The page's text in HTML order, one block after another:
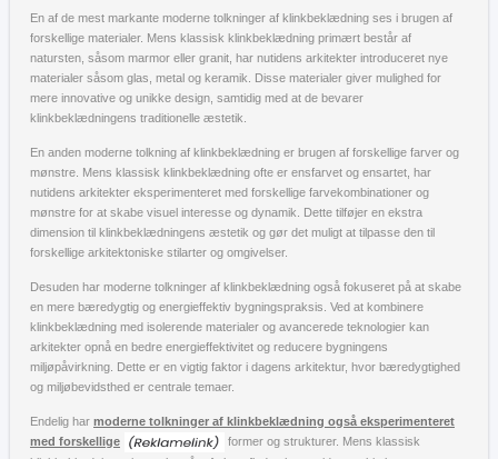
En af de mest markante moderne tolkninger af klinkbeklædning ses i brugen af
forskellige materialer. Mens klassisk klinkbeklædning primært består af
natursten, såsom marmor eller granit, har nutidens arkitekter introduceret nye
materialer såsom glas, metal og keramik. Disse materialer giver mulighed for
mere innovative og unikke design, samtidig med at de bevarer
klinkbeklædningens traditionelle æstetik.
En anden moderne tolkning af klinkbeklædning er brugen af forskellige farver og
mønstre. Mens klassisk klinkbeklædning ofte er ensfarvet og ensartet, har
nutidens arkitekter eksperimenteret med forskellige farvekombinationer og
mønstre for at skabe visuel interesse og dynamik. Dette tilføjer en ekstra
dimension til klinkbeklædningens æstetik og gør det muligt at tilpasse den til
forskellige arkitektoniske stilarter og omgivelser.
Desuden har moderne tolkninger af klinkbeklædning også fokuseret på at skabe
en mere bæredygtig og energieffektiv bygningspraksis. Ved at kombinere
klinkbeklædning med isolerende materialer og avancerede teknologier kan
arkitekter opnå en bedre energieffektivitet og reducere bygningens
miljøpåvirkning. Dette er en vigtig faktor i dagens arkitektur, hvor bæredygtighed
og miljøbevidsthed er centrale temaer.
Endelig har moderne tolkninger af klinkbeklædning også eksperimenteret
med forskellige
former og strukturer. Mens klassisk